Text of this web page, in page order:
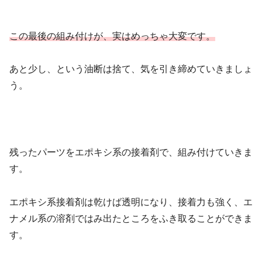
この最後の組み付けが、実はめっちゃ大変です。
あと少し、という油断は捨て、気を引き締めていきましょ
う。
残ったパーツをエポキシ系の接着剤で、組み付けていきま
す。
エポキシ系接着剤は乾けば透明になり、接着力も強く、エ
ナメル系の溶剤ではみ出たところをふき取ることができま
す。